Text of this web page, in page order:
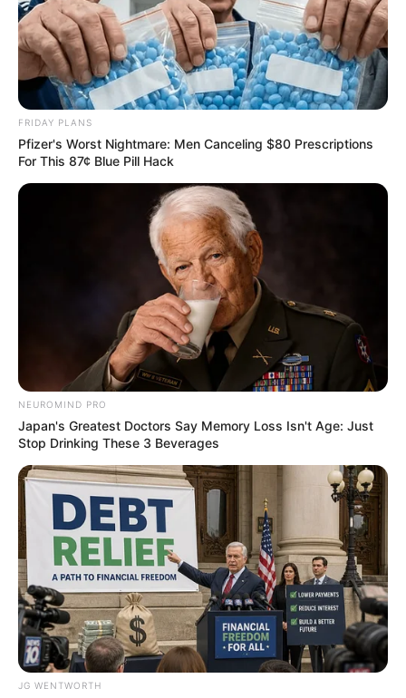
คุณภาพที่เราคัดสรรมาแล้ว
หมอดูอารมณ์ดีมีเพียบ ดาวน์โหลดเลย
http://bit.ly/2OeDz8r
รายละเอียดเพิ่มเติมhttps://live.horolive.com/
ฤกษ์ดี เดือนกรกฎาคม 2562
เจ้าหมอดู
เนื้อหาที่ได้รับการโปรโมต
FRIDAY PLANS
Pfizer's Worst Nightmare: Men Canceling $80 Prescriptions
For This 87¢ Blue Pill Hack
NEUROMIND PRO
Japan's Greatest Doctors Say Memory Loss Isn't Age: Just
Stop Drinking These 3 Beverages
JG WENTWORTH